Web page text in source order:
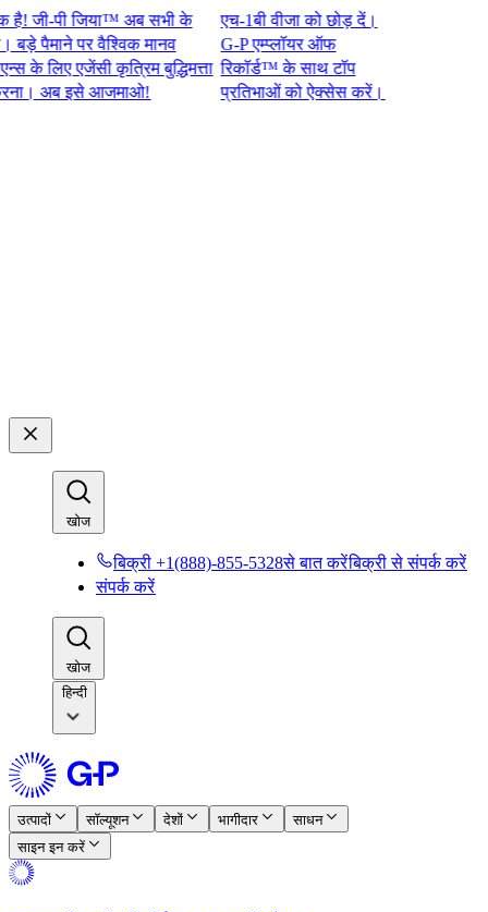
पी जिया™ अब सभी के
पर वैश्विक मानव
एजेंसी कृत्रिम बुद्धिमत्ता
अब इसे आजमाओ!​​
एच-1बी वीजा को छोड़ दें।
G-P एम्प्लॉयर ऑफ
रिकॉर्ड™ के साथ टॉप
प्रतिभाओं को ऐक्सेस करें।​​
खोज​​
बिक्री +1(888)-855-5328से बात करें​​बिक्री से संपर्क करें​​
संपर्क करें​​
खोज​​
हिन्दी
उत्पादों​​ सॉल्यूशन​​ देशों​​ भागीदार​​
साधन​​
साइन इन करें​​